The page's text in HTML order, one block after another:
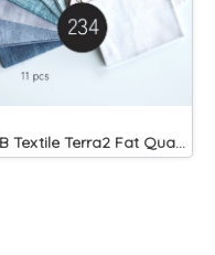
P&B Textile Terra2 Fat Quarter Bundle Pack